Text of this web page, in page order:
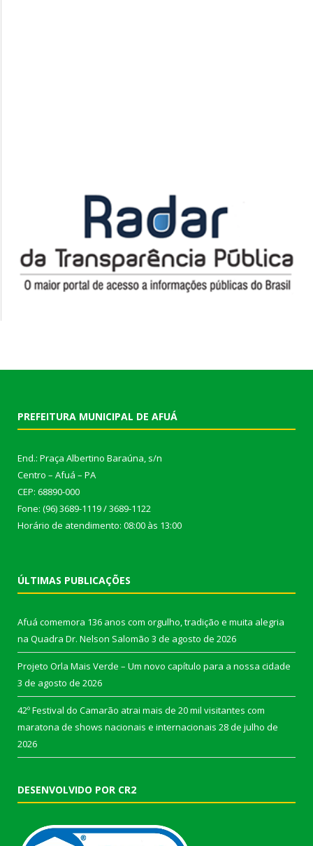
PREFEITURA MUNICIPAL DE AFUÁ
End.: Praça Albertino Baraúna, s/n
Centro – Afuá – PA
CEP: 68890-000
Fone: (96) 3689-1119 / 3689-1122
Horário de atendimento: 08:00 às 13:00
ÚLTIMAS PUBLICAÇÕES
Afuá comemora 136 anos com orgulho, tradição e muita alegria
na Quadra Dr. Nelson Salomão 3 de agosto de 2026
Projeto Orla Mais Verde – Um novo capítulo para a nossa cidade
3 de agosto de 2026
42º Festival do Camarão atrai mais de 20 mil visitantes com
maratona de shows nacionais e internacionais 28 de julho de
2026
DESENVOLVIDO POR CR2